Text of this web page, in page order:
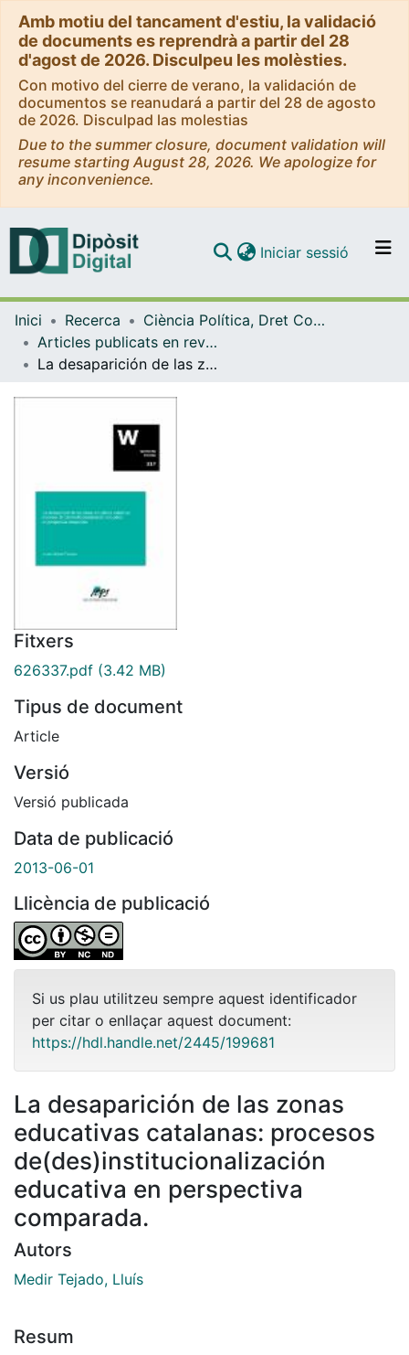
Amb motiu del tancament d'estiu, la validació
de documents es reprendrà a partir del 28
d'agost de 2026. Disculpeu les molèsties.
Con motivo del cierre de verano, la validación de
documentos se reanudará a partir del 28 de agosto
de 2026. Disculpad las molestias
Due to the summer closure, document validation will
resume starting August 28, 2026. We apologize for
any inconvenience.
Navega per tot el DD
Iniciar sessió (current)
Inici Recerca
Ciència Política, Dret Constitucional i Filosofia del Dret
Articles publicats en revistes (Ciència Política, Dret Constitucional i Filosofia del Dret)
La desaparición de las zonas educativas catalanas: procesos de(des)institucionalización educativa en perspectiva comparada.
Fitxers
626337.pdf (3.42 MB)
Tipus de document
Article
Versió
Versió publicada
Data de publicació
2013-06-01
Llicència de publicació
Si us plau utilitzeu sempre aquest identificador
per citar o enllaçar aquest document:
https://hdl.handle.net/2445/199681
La desaparición de las zonas
educativas catalanas: procesos
de(des)institucionalización
educativa en perspectiva
comparada.
Autors
Medir Tejado, Lluís
Resum